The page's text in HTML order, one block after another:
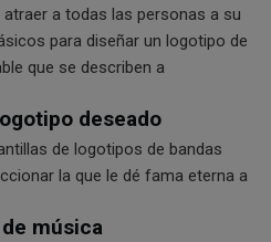
a todas las personas a su
para diseñar un logotipo de
que se describen a
deseado
de logotipos de bandas
la que le dé fama eterna a
música